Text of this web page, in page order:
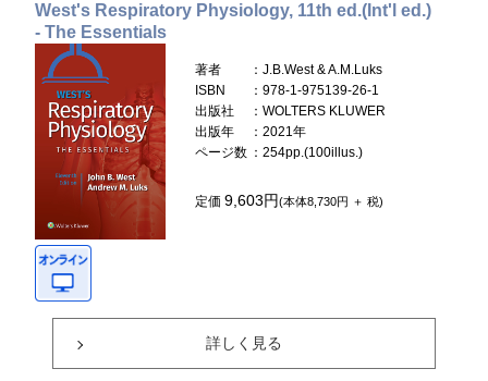
West's Respiratory Physiology, 11th ed.(Int'l ed.)
- The Essentials
著者
：J.B.West & A.M.Luks
ISBN
：978-1-975139-26-1
出版社
：WOLTERS KLUWER
出版年
：2021年
ページ数 ：254pp.(100illus.)
定価9,603円(本体8,730円 ＋ 税)
詳しく見る